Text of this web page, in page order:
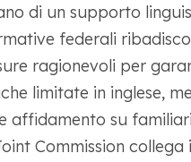
di un supporto
federali
ragionevoli per
limitate in inglese,
affidamento su
Commission collega